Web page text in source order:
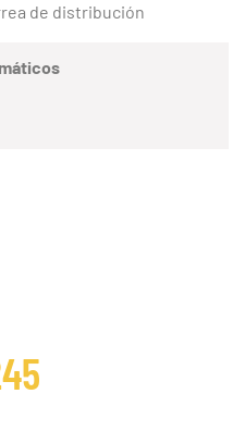
de distribución